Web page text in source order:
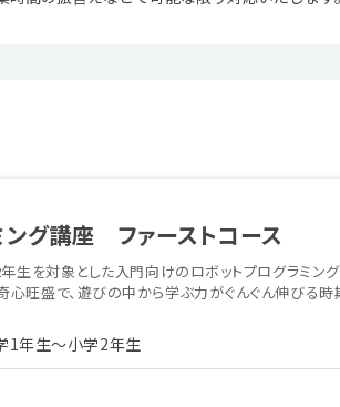
ング講座 ファーストコース
年生を対象とした入門向けのロボットプログラミン
心旺盛で、遊びの中から学ぶ力がぐんぐん伸びる時
1年生〜小学2年生